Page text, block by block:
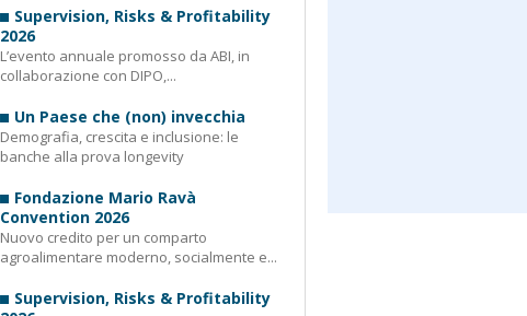
Supervision, Risks & Profitability
2026
L’evento annuale promosso da ABI, in
collaborazione con DIPO,...
Un Paese che (non) invecchia
Demografia, crescita e inclusione: le
banche alla prova longevity
Fondazione Mario Ravà
Convention 2026
Nuovo credito per un comparto
agroalimentare moderno, socialmente e...
Supervision, Risks & Profitability